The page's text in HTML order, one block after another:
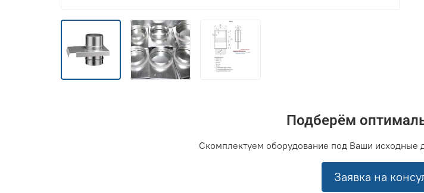
Подберём
Скомплектуем оборудование под Ваши
Заявка на